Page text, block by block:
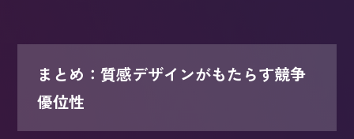
まとめ：質感デザインがもたらす競争
優位性